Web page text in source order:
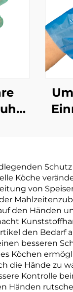
Köche
von
den Händen
den Bedarf
besseren
Köchen
die Hände zu
Kontrolle
Händen